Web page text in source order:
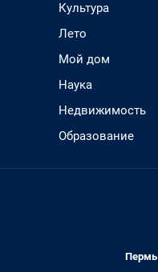
Культура
Лето
Мой дом
Наука
Недвижимость
Образование
Пермь